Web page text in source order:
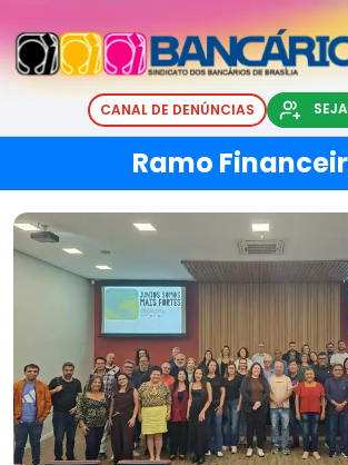
CANAL DE DENÚNCIAS
Ramo